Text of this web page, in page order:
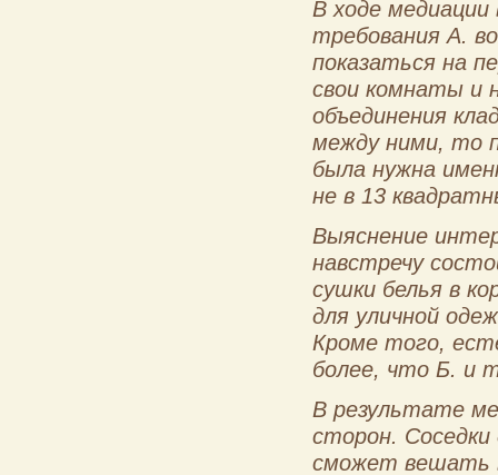
В ходе
требования А.
показаться на
свои комнаты и
объединения
между ними, то
была нужна
не в 13
Выяснение
навстречу
сушки белья в
для уличной
Кроме того,
более, что Б. и
В результате
сторон. Соседки
сможет вешать